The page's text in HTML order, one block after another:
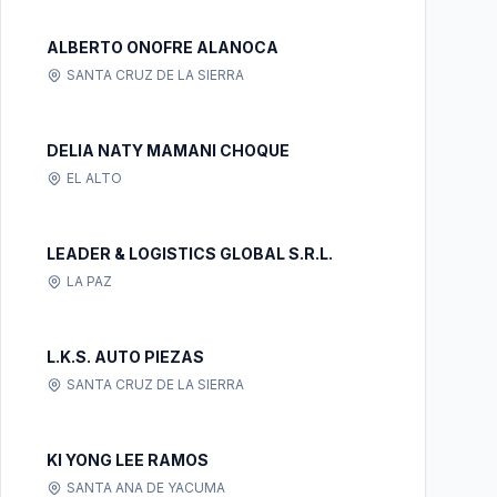
ALBERTO ONOFRE ALANOCA
SANTA CRUZ DE LA SIERRA
DELIA NATY MAMANI CHOQUE
EL ALTO
LEADER & LOGISTICS GLOBAL S.R.L.
LA PAZ
L.K.S. AUTO PIEZAS
SANTA CRUZ DE LA SIERRA
KI YONG LEE RAMOS
SANTA ANA DE YACUMA